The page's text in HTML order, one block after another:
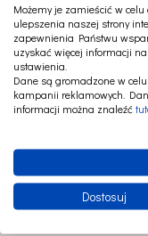
Materacyk z
Wykorzystywanej
Możemy je zamieścić w
ulepszenia naszej strony
zapewnienia Państwu
uzyskać więcej informacji
ustawienia.
Dane są gromadzone w
kampanii reklamowych.
informacji można znaleźć
Dostosuj